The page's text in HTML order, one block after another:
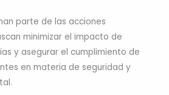
parte de las acciones
minimizar el impacto de
y asegurar el cumplimiento de
en materia de seguridad y